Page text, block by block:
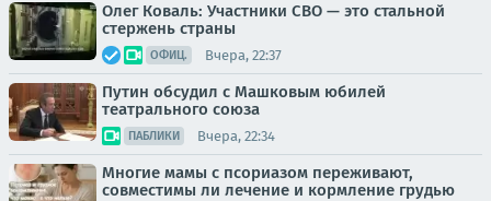
Олег Коваль: Участники СВО — это стальной
стержень страны
ОФИЦ. Вчера, 22:37
Путин обсудил с Машковым юбилей
театрального союза
ПАБЛИКИ Вчера, 22:34
Многие мамы с псориазом переживают,
совместимы ли лечение и кормление грудью